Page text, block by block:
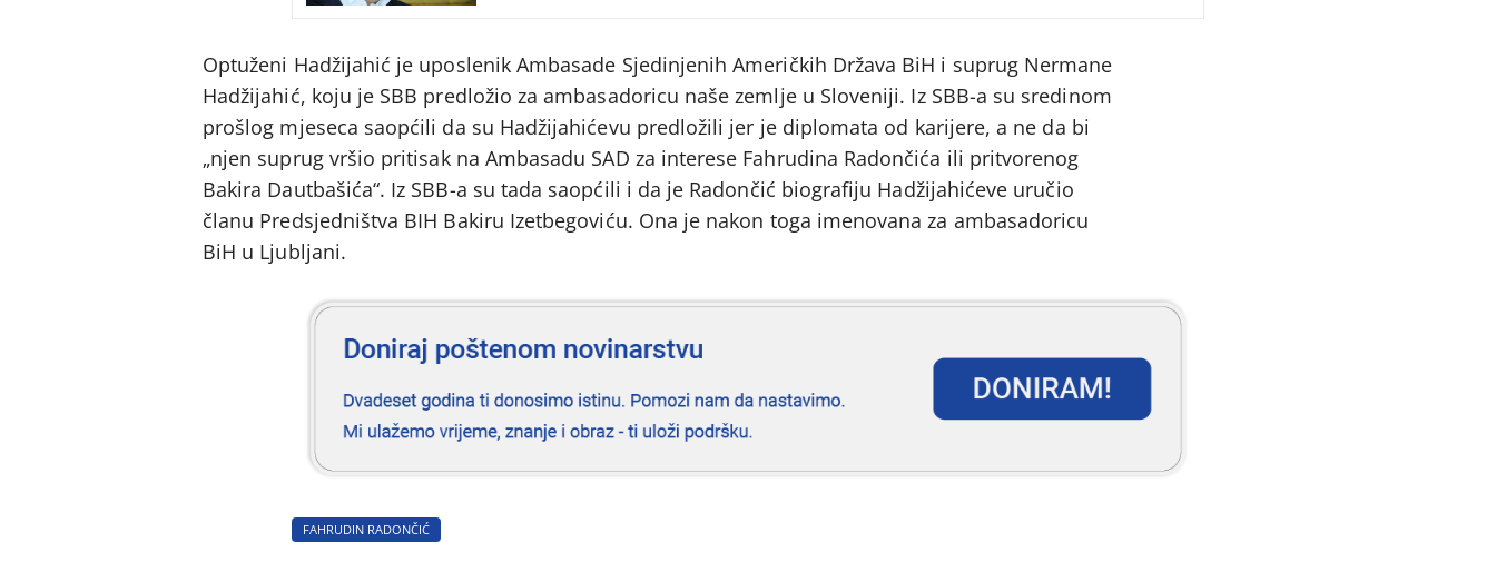
Optuženi Hadžijahić je uposlenik Ambasade Sjedinjenih Američkih Država BiH i suprug Nermane
Hadžijahić, koju je SBB predložio za ambasadoricu naše zemlje u Sloveniji. Iz SBB-a su sredinom
prošlog mjeseca saopćili da su Hadžijahićevu predložili jer je diplomata od karijere, a ne da bi
„njen suprug vršio pritisak na Ambasadu SAD za interese Fahrudina Radončića ili pritvorenog
Bakira Dautbašića“. Iz SBB-a su tada saopćili i da je Radončić biografiju Hadžijahićeve uručio
članu Predsjedništva BIH Bakiru Izetbegoviću. Ona je nakon toga imenovana za ambasadoricu
BiH u Ljubljani.
FAHRUDIN RADONČIĆ